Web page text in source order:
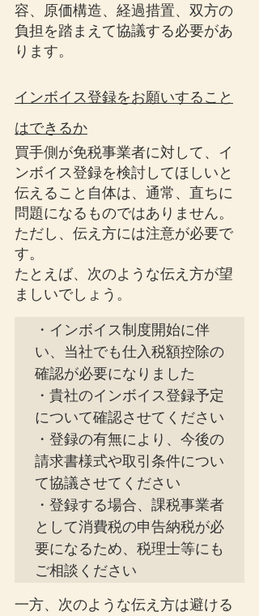
容、原価構造、経過措置、双方の
負担を踏まえて協議する必要があ
ります。
インボイス登録をお願いすること
はできるか
買手側が免税事業者に対して、イ
ンボイス登録を検討してほしいと
伝えること自体は、通常、直ちに
問題になるものではありません。
ただし、伝え方には注意が必要で
す。
たとえば、次のような伝え方が望
ましいでしょう。
・インボイス制度開始に伴
い、当社でも仕入税額控除の
確認が必要になりました
・貴社のインボイス登録予定
について確認させてください
・登録の有無により、今後の
請求書様式や取引条件につい
て協議させてください
・登録する場合、課税事業者
として消費税の申告納税が必
要になるため、税理士等にも
ご相談ください
一方、次のような伝え方は避ける